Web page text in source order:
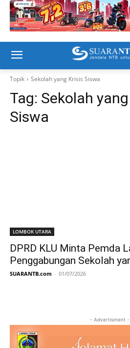
Topik Sekolah yang Krisis Siswa
Tag: Sekolah
Siswa
LOMBOK UTARA
DPRD KLU Minta Pemda
Penggabungan Sekolah
SUARANTB.com - 01/07/2026
- Advertisment -